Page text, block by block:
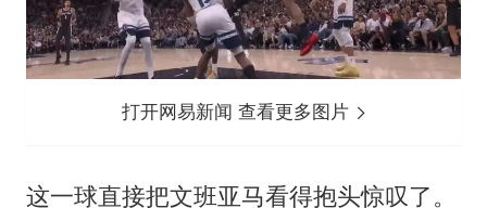
打开网易新闻 查看更多图片
这一球直接把文班亚马看得抱头惊叹了。